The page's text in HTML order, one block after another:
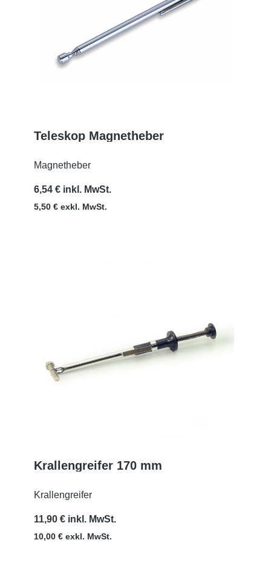
Teleskop Magnetheber
Magnetheber
6,54 € inkl. MwSt.
5,50 € exkl. MwSt.
Krallengreifer 170 mm
Krallengreifer
11,90 € inkl. MwSt.
10,00 € exkl. MwSt.